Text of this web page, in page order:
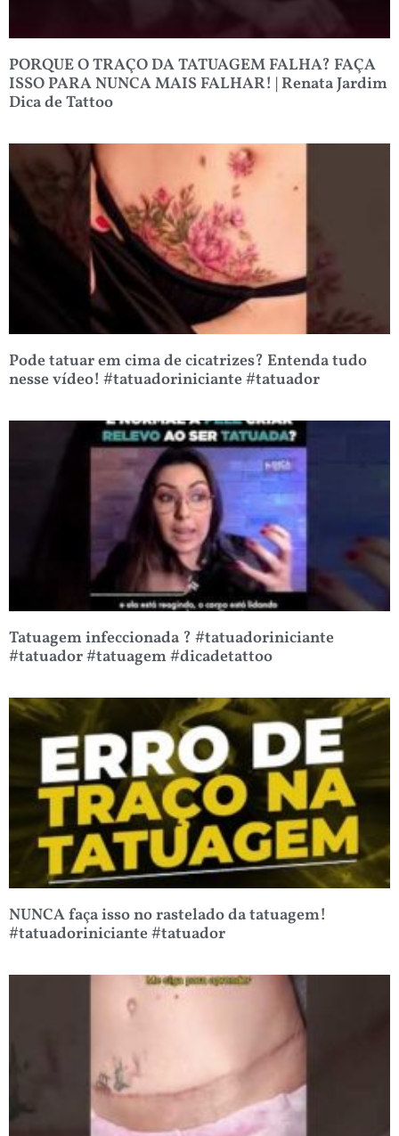
PORQUE O TRAÇO DA TATUAGEM FALHA? FAÇA
ISSO PARA NUNCA MAIS FALHAR! | Renata Jardim
Dica de Tattoo
Pode tatuar em cima de cicatrizes? Entenda tudo
nesse vídeo! #tatuadoriniciante #tatuador
Tatuagem infeccionada ? #tatuadoriniciante
#tatuador #tatuagem #dicadetattoo
NUNCA faça isso no rastelado da tatuagem!
#tatuadoriniciante #tatuador